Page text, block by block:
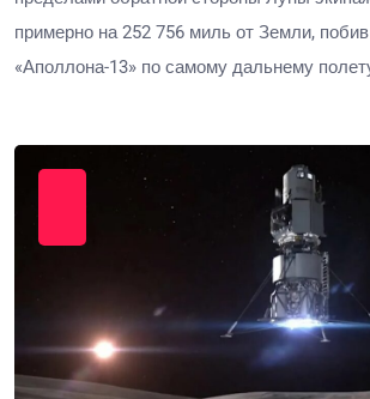
примерно на 252 756 миль от Земли,
«Аполлона-13» по самому дальнему